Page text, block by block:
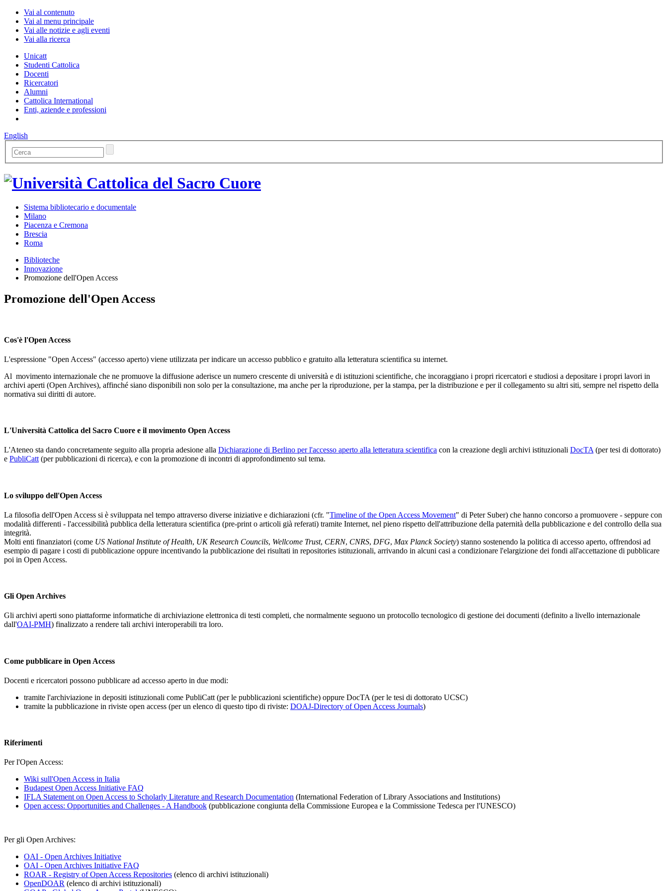
Vai al contenuto
Vai al menu principale
Vai alle notizie e agli eventi
Vai alla ricerca
Unicatt
Studenti Cattolica
Docenti
Ricercatori
Alumni
Cattolica International
Enti, aziende e professioni
English
Sistema bibliotecario e documentale
Milano
Piacenza e Cremona
Brescia
Roma
Biblioteche
Innovazione
Promozione dell'Open Access
Promozione dell'Open Access
Cos'è l'Open Access
L'espressione "Open Access" (accesso aperto) viene utilizzata per indicare un accesso pubblico e gratuito alla letteratura scientifica su internet.
Al movimento internazionale che ne promuove la diffusione aderisce un numero crescente di università e di istituzioni scientifiche, che incoraggiano i propri ricercatori e studiosi a depositare i propri lavori in
archivi aperti (Open Archives), affinché siano disponibili non solo per la consultazione, ma anche per la riproduzione, per la stampa, per la distribuzione e per il collegamento su altri siti, sempre nel rispetto della
normativa sui diritti di autore.
L'Università Cattolica del Sacro Cuore e il movimento Open Access
L'Ateneo sta dando concretamente seguito alla propria adesione alla Dichiarazione di Berlino per l'accesso aperto alla letteratura scientifica con la creazione degli archivi istituzionali DocTA (per tesi di dottorato)
e PubliCatt (per pubblicazioni di ricerca), e con la promozione di incontri di approfondimento sul tema.
Lo sviluppo dell'Open Access
La filosofia dell'Open Access si è sviluppata nel tempo attraverso diverse iniziative e dichiarazioni (cfr. "Timeline of the Open Access Movement" di Peter Suber) che hanno concorso a promuovere - seppure con
modalità differenti - l'accessibilità pubblica della letteratura scientifica (pre-print o articoli già referati) tramite Internet, nel pieno rispetto dell'attribuzione della paternità della pubblicazione e del controllo della sua
integrità.
Molti enti finanziatori (come US National Institute of Health, UK Research Councils, Wellcome Trust, CERN, CNRS, DFG, Max Planck Society) stanno sostenendo la politica di accesso aperto, offrendosi ad
esempio di pagare i costi di pubblicazione oppure incentivando la pubblicazione dei risultati in repositories istituzionali, arrivando in alcuni casi a condizionare l'elargizione dei fondi all'accettazione di pubblicare
poi in Open Access.
Gli Open Archives
Gli archivi aperti sono piattaforme informatiche di archiviazione elettronica di testi completi, che normalmente seguono un protocollo tecnologico di gestione dei documenti (definito a livello internazionale
dall'OAI-PMH) finalizzato a rendere tali archivi interoperabili tra loro.
Come pubblicare in Open Access
Docenti e ricercatori possono pubblicare ad accesso aperto in due modi:
tramite l'archiviazione in depositi istituzionali come PubliCatt (per le pubblicazioni scientifiche) oppure DocTA (per le tesi di dottorato UCSC)
tramite la pubblicazione in riviste open access (per un elenco di questo tipo di riviste: DOAJ-Directory of Open Access Journals)
Riferimenti
Per l'Open Access:
Wiki sull'Open Access in Italia
Budapest Open Access Initiative FAQ
IFLA Statement on Open Access to Scholarly Literature and Research Documentation (International Federation of Library Associations and Institutions)
Open access: Opportunities and Challenges - A Handbook (pubblicazione congiunta della Commissione Europea e la Commissione Tedesca per l'UNESCO)
Per gli Open Archives:
OAI - Open Archives Initiative
OAI - Open Archives Initiative FAQ
ROAR - Registry of Open Access Repositories (elenco di archivi istituzionali)
OpenDOAR (elenco di archivi istituzionali)